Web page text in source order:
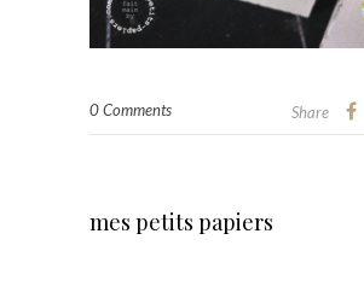
0 Comments Share
mes petits papiers